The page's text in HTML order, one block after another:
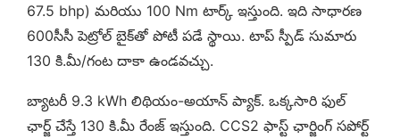
67.5 bhp) మరియు 100 Nm టార్క్ ఇస్తుంది. ఇది సాధారణ
600సీసీ పెట్రోల్ బైక్‌తో పోటీ పడే స్థాయి. టాప్ స్పీడ్ సుమారు
130 కి.మీ/గంట దాకా ఉండవచ్చు.
బ్యాటరీ 9.3 kWh లిథియం-అయాన్ ప్యాక్. ఒక్కసారి ఫుల్
ఛార్జ్ చేస్తే 130 కి.మీ రేంజ్ ఇస్తుంది. CCS2 ఫాస్ట్ ఛార్జింగ్ సపోర్ట్